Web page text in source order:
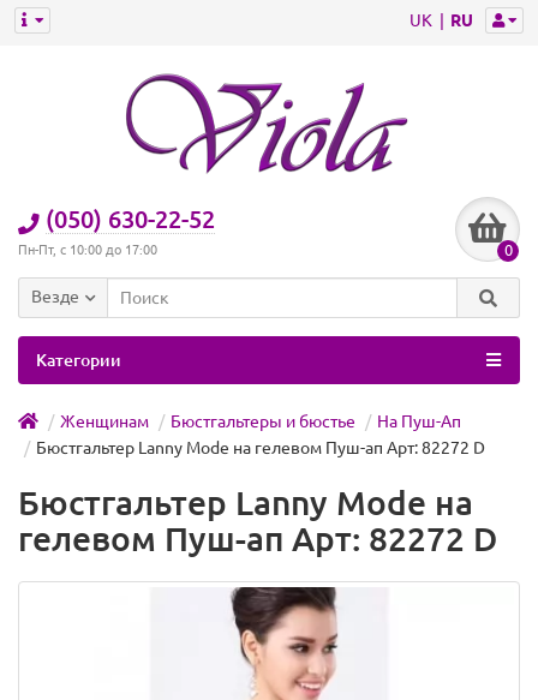
UK RU
(050) 630-22-52
Пн-Пт, с 10:00 до 17:00 0
Везде
Категории
Женщинам Бюстгальтеры и бюстье
На Пуш-Ап
Бюстгальтер Lanny Mode на гелевом Пуш-ап Арт: 82272 D
Бюстгальтер Lanny Mode на
гелевом Пуш-ап Арт: 82272 D